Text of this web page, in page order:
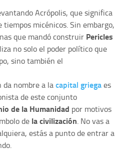
Acrópolis, que significa
tiempos micénicos. Sin embargo,
que mandó construir Pericles
no solo el poder político que
sino también el
da nombre a lacapital griegaes
de este conjunto
de la Humanidad por motivos
de la civilización. No vas a
estás a punto de entrar a